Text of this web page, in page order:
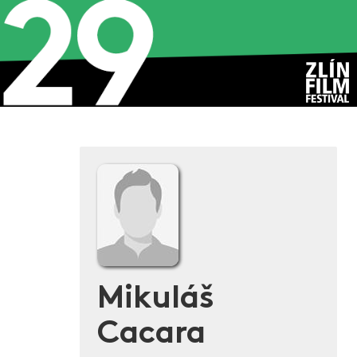
Mikuláš
Cacara